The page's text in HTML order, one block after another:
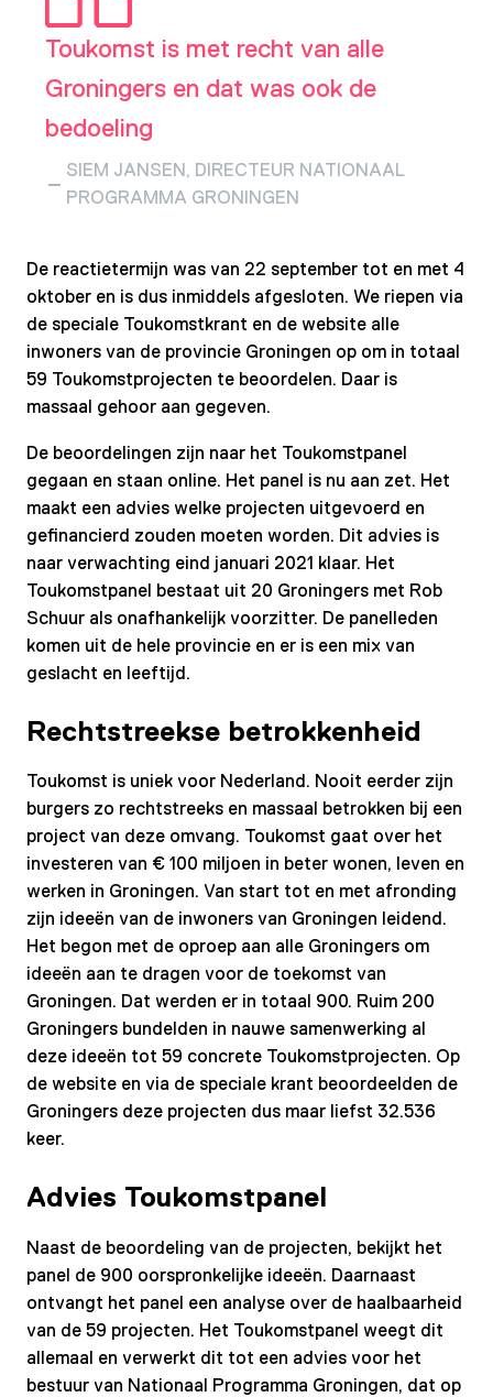
Toukomst is met recht van alle
Groningers en dat was ook de
bedoeling
SIEM JANSEN, DIRECTEUR NATIONAAL
PROGRAMMA GRONINGEN
De reactietermijn was van 22 september tot en met 4
oktober en is dus inmiddels afgesloten. We riepen via
de speciale Toukomstkrant en de website alle
inwoners van de provincie Groningen op om in totaal
59 Toukomstprojecten te beoordelen. Daar is
massaal gehoor aan gegeven.
De beoordelingen zijn naar het Toukomstpanel
gegaan en staan online. Het panel is nu aan zet. Het
maakt een advies welke projecten uitgevoerd en
gefinancierd zouden moeten worden. Dit advies is
naar verwachting eind januari 2021 klaar. Het
Toukomstpanel bestaat uit 20 Groningers met Rob
Schuur als onafhankelijk voorzitter. De panelleden
komen uit de hele provincie en er is een mix van
geslacht en leeftijd.
Rechtstreekse betrokkenheid
Toukomst is uniek voor Nederland. Nooit eerder zijn
burgers zo rechtstreeks en massaal betrokken bij een
project van deze omvang. Toukomst gaat over het
investeren van € 100 miljoen in beter wonen, leven en
werken in Groningen. Van start tot en met afronding
zijn ideeën van de inwoners van Groningen leidend.
Het begon met de oproep aan alle Groningers om
ideeën aan te dragen voor de toekomst van
Groningen. Dat werden er in totaal 900. Ruim 200
Groningers bundelden in nauwe samenwerking al
deze ideeën tot 59 concrete Toukomstprojecten. Op
de website en via de speciale krant beoordeelden de
Groningers deze projecten dus maar liefst 32.536
keer.
Advies Toukomstpanel
Naast de beoordeling van de projecten, bekijkt het
panel de 900 oorspronkelijke ideeën. Daarnaast
ontvangt het panel een analyse over de haalbaarheid
van de 59 projecten. Het Toukomstpanel weegt dit
allemaal en verwerkt dit tot een advies voor het
bestuur van Nationaal Programma Groningen, dat op